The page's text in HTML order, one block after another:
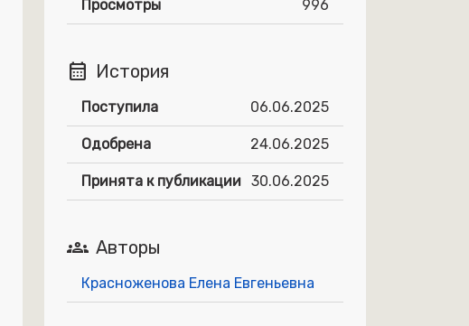
Просмотры 996
calendar_month История
Поступила 06.06.2025
Одобрена 24.06.2025
Принята к публикации 30.06.2025
groups Авторы
Красноженова Елена Евгеньевна